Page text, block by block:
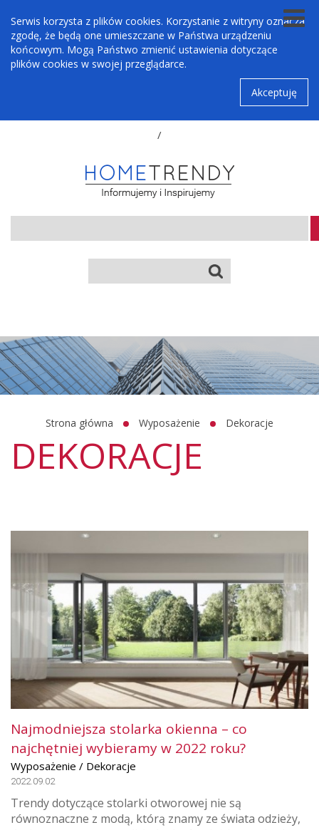
Serwis korzysta z plików cookies. Korzystanie z witryny oznacza
zgodę, że będą one umieszczane w Państwa urządzeniu
końcowym. Mogą Państwo zmienić ustawienia dotyczące
plików cookies w swojej przeglądarce.
Akceptuję
/
Strona główna Wyposażenie Dekoracje
DEKORACJE
Najmodniejsza stolarka okienna – co
najchętniej wybieramy w 2022 roku?
Wyposażenie / Dekoracje
2022.09.02
Trendy dotyczące stolarki otworowej nie są
równoznaczne z modą, którą znamy ze świata odzieży,